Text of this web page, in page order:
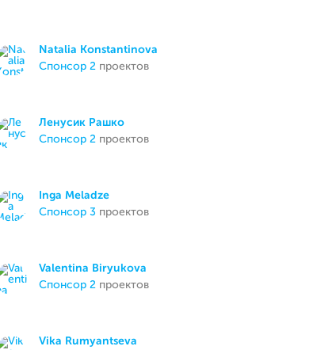
Natalia Konstantinova
спонсор 2 проектов
Ленусик Рашко
спонсор 2 проектов
Inga Meladze
спонсор 3 проектов
Valentina Biryukova
спонсор 2 проектов
Vika Rumyantseva